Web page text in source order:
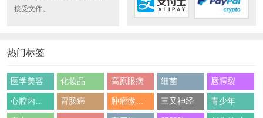
接受文件。
热门标签
医学美容 化妆品 高原眼病 细菌 唇腭裂
胃肠癌 三叉神经 青少年